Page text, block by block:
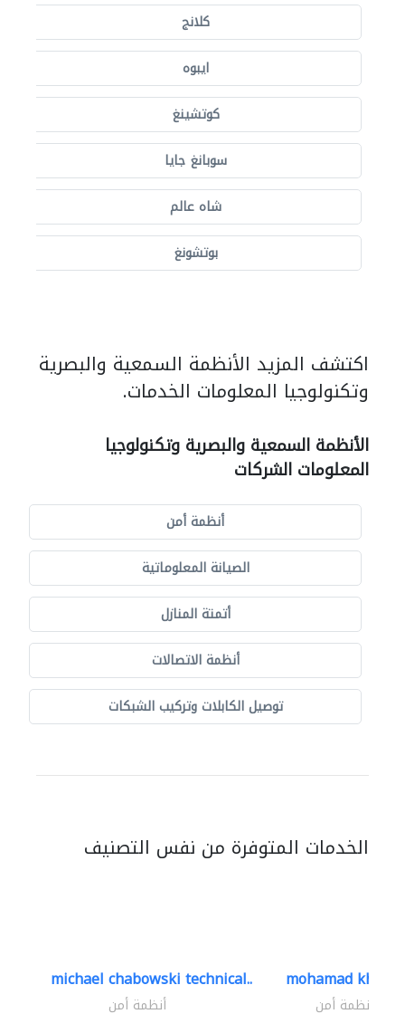
كلانج
ايبوه
كوتشينغ
سوبانغ جايا
شاه عالم
بوتشونغ
اكتشف المزيد الأنظمة السمعية والبصرية
وتكنولوجيا المعلومات الخدمات.
الأنظمة السمعية والبصرية وتكنولوجيا
المعلومات الشركات
أنظمة أمن
الصيانة المعلوماتية
أتمتة المنازل
أنظمة الاتصالات
توصيل الكابلات وتركيب الشبكات
الخدمات المتوفرة من نفس التصنيف
michael chabowski technical..
أنظمة أمن
mohamad khayat
أنظمة أمن